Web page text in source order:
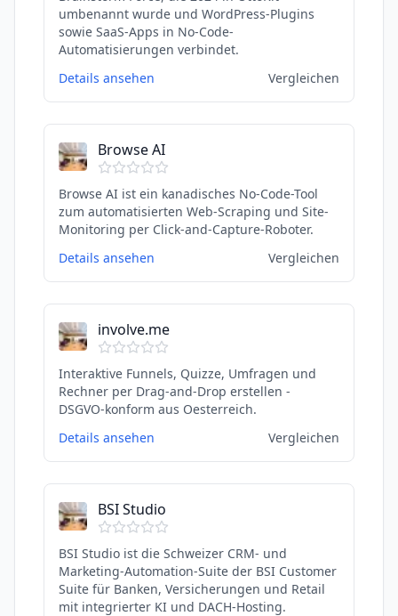
umbenannt wurde und WordPress-Plugins
sowie SaaS-Apps in No-Code-
Automatisierungen verbindet.
Details ansehen
Vergleichen
Browse AI
Browse AI ist ein kanadisches No-Code-Tool
zum automatisierten Web-Scraping und Site-
Monitoring per Click-and-Capture-Roboter.
Details ansehen
Vergleichen
involve.me
Interaktive Funnels, Quizze, Umfragen und
Rechner per Drag-and-Drop erstellen -
DSGVO-konform aus Oesterreich.
Details ansehen
Vergleichen
BSI Studio
BSI Studio ist die Schweizer CRM- und
Marketing-Automation-Suite der BSI Customer
Suite für Banken, Versicherungen und Retail
mit integrierter KI und DACH-Hosting.